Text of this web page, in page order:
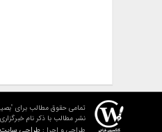
تمامی حقوق مطالب برای
نشر مطالب با ذکر نام